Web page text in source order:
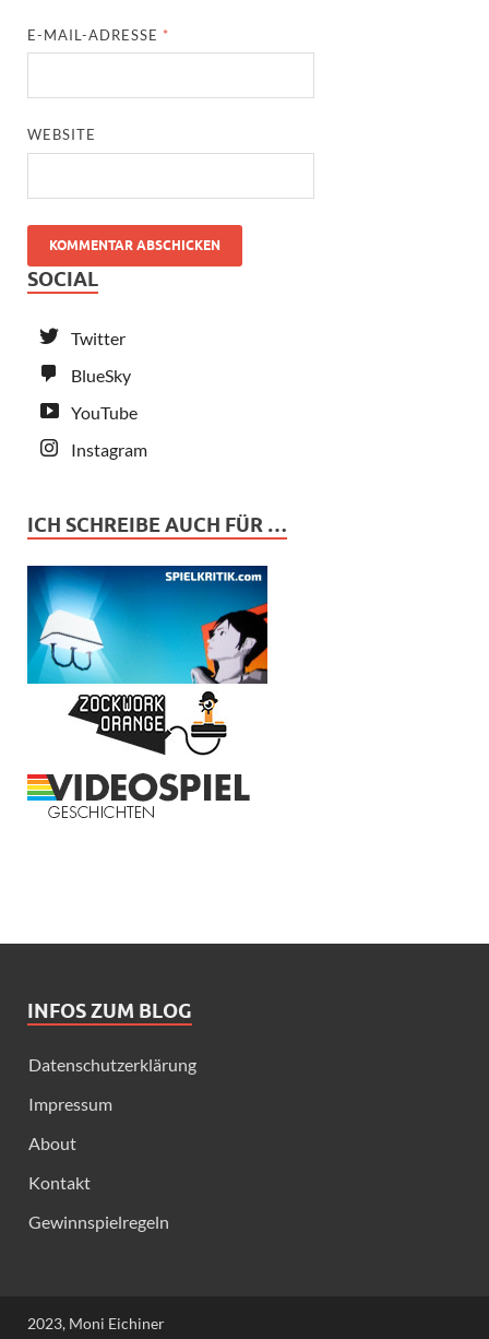
E-MAIL-ADRESSE *
WEBSITE
SOCIAL
Twitter
BlueSky
YouTube
Instagram
ICH SCHREIBE AUCH FÜR …
INFOS ZUM BLOG
Datenschutzerklärung
Impressum
About
Kontakt
Gewinnspielregeln
2023, Moni Eichiner